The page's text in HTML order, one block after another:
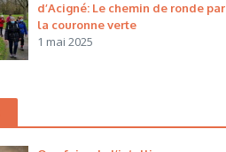
d’Acigné: Le chemin de ronde par
la couronne verte
1 mai 2025